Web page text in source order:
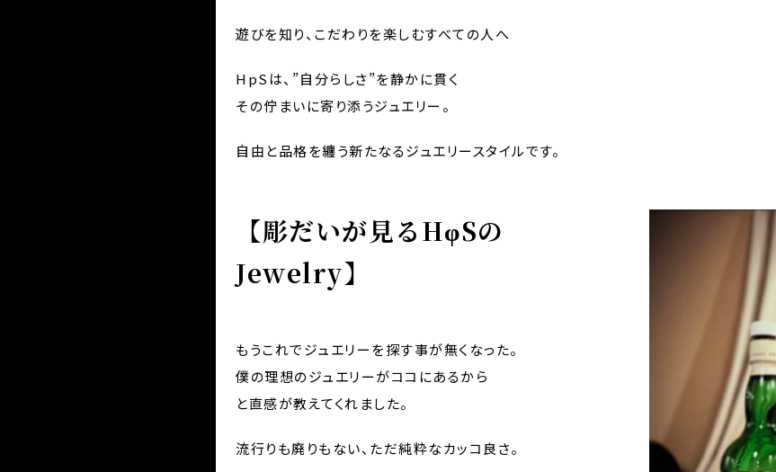
遊びを知り、こだわりを楽しむすべての人へ
HpSは、”自分らしさ”を静かに貫く
その佇まいに寄り添うジュエリー。
自由と品格を纏う新たなるジュエリースタイルです。
【彫だいが見るHφSの
Jewelry】
もうこれでジュエリーを探す事が無くなった。
僕の理想のジュエリーがココにあるから
と直感が教えてくれました。
流行りも廃りもない、ただ純粋なカッコ良さ。